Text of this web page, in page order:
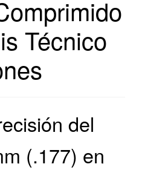
Técnico
del
(.177) en